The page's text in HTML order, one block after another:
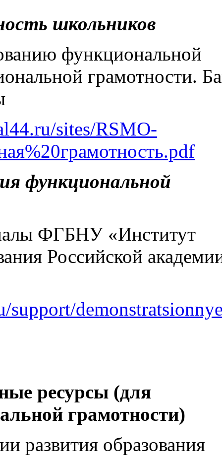
школьников
функциональной
грамотности.
sites/RSMO-
функциональной
ФГБНУ «Институт
Российской
support/
ресурсы (для
грамотности)
развития образования